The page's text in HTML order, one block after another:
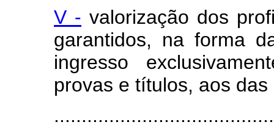
V - valorização dos
garantidos, na forma
ingresso
provas e títulos, aos